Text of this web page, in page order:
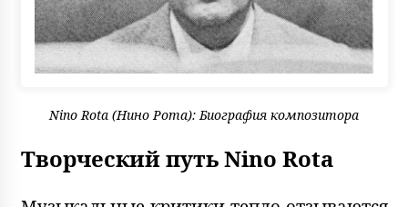
Nino Rota (Нино Рота): Биография композитора
Творческий путь Nino Rota